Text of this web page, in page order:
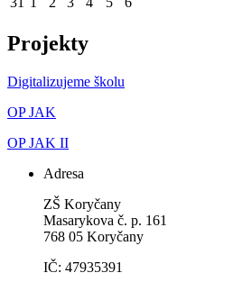
Projekty
Digitalizujeme školu
OP JAK
OP JAK II
Adresa
ZŠ Koryčany
Masarykova č. p. 161
768 05 Koryčany
IČ: 47935391